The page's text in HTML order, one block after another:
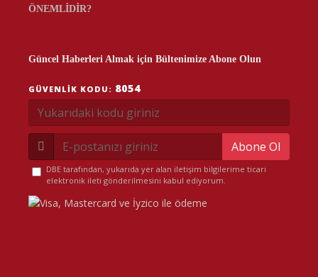
ÖNEMLİDİR?
Güncel Haberleri Almak için Bültenimize Abone Olun
GÜVENLIK KODU: 8054
Abone Ol
DBE tarafından, yukarıda yer alan iletişim bilgilerime ticari
elektronik ileti gönderilmesini kabul ediyorum.